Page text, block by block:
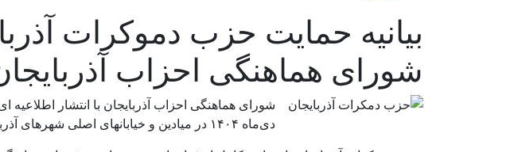
بیانیه حمایت حزب دموکرات
شورای هماهنگی احزاب
دی‌ماه ۱۴۰۴ در میادین و خیابانهای اصلی شهرهای آذربایجان تظاهرات کنند.